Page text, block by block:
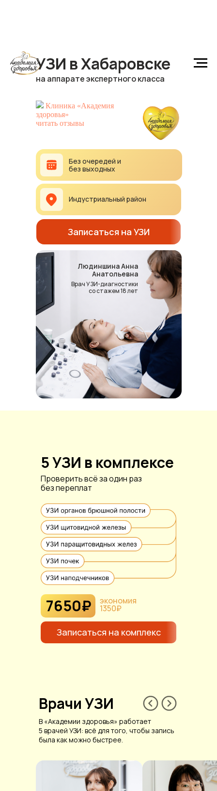
Индустриальный район
Без очередей и
без выходных
Записаться на УЗИ
УЗИ в Хабаровске
на аппарате экспертного класса
Людиншина Анна
Анатольевна
Врач УЗИ-диагностики
со стажем 18 лет
Клиника «Академия
здоровья»
читать отзывы
5 УЗИ в комплексе
7650₽ экономия
1350₽
Записаться на комплекс
Проверить всё за один раз
без переплат
Врачи УЗИ
В «Академии здоровья» работает
5 врачей УЗИ: всё для того, чтобы запись
была как можно быстрее.